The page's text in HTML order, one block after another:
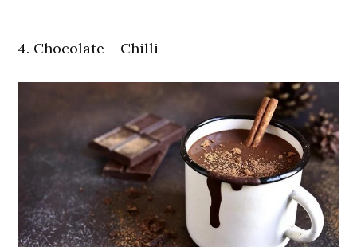
4. Chocolate – Chilli